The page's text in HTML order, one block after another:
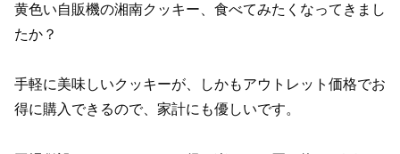
黄色い自販機の湘南クッキー、食べてみたくなってきまし
たか？
手軽に美味しいクッキーが、しかもアウトレット価格でお
得に購入できるので、家計にも優しいです。